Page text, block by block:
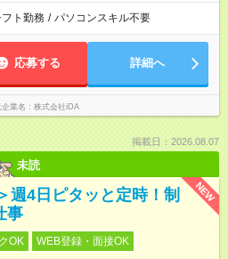
フト勤務 / パソコンスキル不要
応募する 詳細へ
業名 株式会社iDA
掲載日：2026.08.07
未読
NEW
週4日ピタッと定時！制
事
OK WEB登録・面接OK